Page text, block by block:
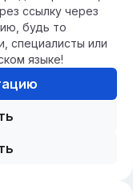
ссылку через
будь то
специалисты или
языке!